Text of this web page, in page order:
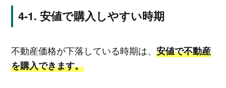
安値で購入しやすい時期
不動産価格が下落している時期は、 安値で不動産
を購入できます。